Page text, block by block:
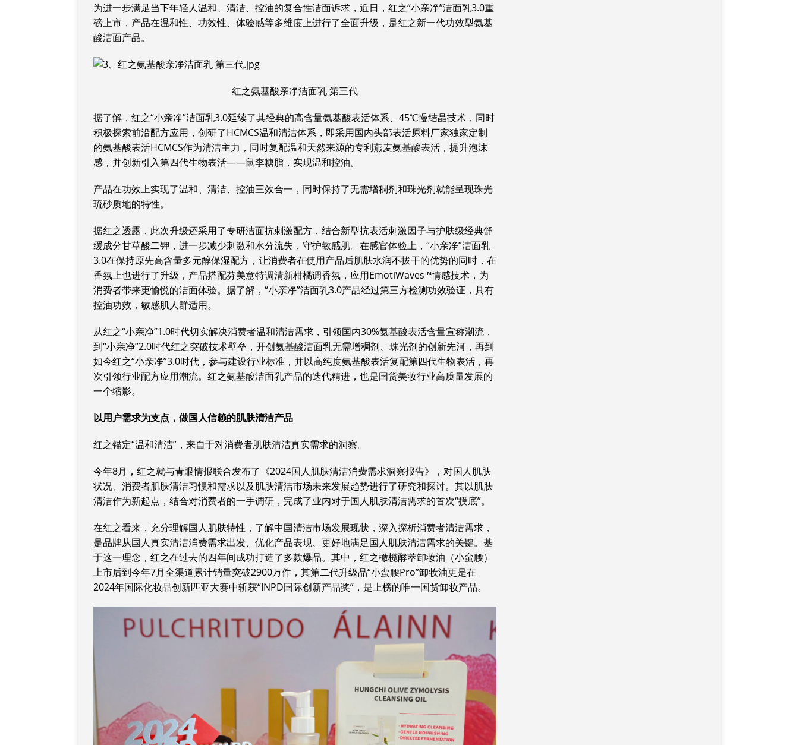
为进一步满足当下年轻人温和、清洁、控油的复合性洁面诉求，近日，红之“小亲净”洁面乳3.0重
磅上市，产品在温和性、功效性、体验感等多维度上进行了全面升级，是红之新一代功效型氨基
酸洁面产品。
红之氨基酸亲净洁面乳 第三代
据了解，红之“小亲净”洁面乳3.0延续了其经典的高含量氨基酸表活体系、45℃慢结晶技术，同时
积极探索前沿配方应用，创研了HCMCS温和清洁体系，即采用国内头部表活原料厂家独家定制
的氨基酸表活HCMCS作为清洁主力，同时复配温和天然来源的专利燕麦氨基酸表活，提升泡沫
感，并创新引入第四代生物表活——鼠李糖脂，实现温和控油。
产品在功效上实现了温和、清洁、控油三效合一，同时保持了无需增稠剂和珠光剂就能呈现珠光
琉砂质地的特性。
据红之透露，此次升级还采用了专研洁面抗刺激配方，结合新型抗表活刺激因子与护肤级经典舒
缓成分甘草酸二钾，进一步减少刺激和水分流失，守护敏感肌。在感官体验上，“小亲净”洁面乳
3.0在保持原先高含量多元醇保湿配方，让消费者在使用产品后肌肤水润不拔干的优势的同时，在
香氛上也进行了升级，产品搭配芬美意特调清新柑橘调香氛，应用EmotiWaves™情感技术，为
消费者带来更愉悦的洁面体验。据了解，“小亲净”洁面乳3.0产品经过第三方检测功效验证，具有
控油功效，敏感肌人群适用。
从红之“小亲净”1.0时代切实解决消费者温和清洁需求，引领国内30%氨基酸表活含量宣称潮流，
到“小亲净”2.0时代红之突破技术壁垒，开创氨基酸洁面乳无需增稠剂、珠光剂的创新先河，再到
如今红之“小亲净”3.0时代，参与建设行业标准，并以高纯度氨基酸表活复配第四代生物表活，再
次引领行业配方应用潮流。红之氨基酸洁面乳产品的迭代精进，也是国货美妆行业高质量发展的
一个缩影。
以用户需求为支点 ， 做国人信赖的肌肤清洁产品
红之锚定“温和清洁”，来自于对消费者肌肤清洁真实需求的洞察。
今年8月，红之就与青眼情报联合发布了《2024国人肌肤清洁消费需求洞察报告》，对国人肌肤
状况、消费者肌肤清洁习惯和需求以及肌肤清洁市场未来发展趋势进行了研究和探讨。其以肌肤
清洁作为新起点，结合对消费者的一手调研，完成了业内对于国人肌肤清洁需求的首次“摸底”。
在红之看来，充分理解国人肌肤特性，了解中国清洁市场发展现状，深入探析消费者清洁需求，
是品牌从国人真实清洁消费需求出发、优化产品表现、更好地满足国人肌肤清洁需求的关键。基
于这一理念，红之在过去的四年间成功打造了多款爆品。其中，红之橄榄酵萃卸妆油（小蛮腰）
上市后到今年7月全渠道累计销量突破2900万件，其第二代升级品“小蛮腰Pro”卸妆油更是在
2024年国际化妆品创新匹亚大赛中斩获“INPD国际创新产品奖”，是上榜的唯一国货卸妆产品。